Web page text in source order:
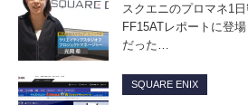
スクエニのプロマネ1
FF15ATレポートに登
だった…
SQUARE ENIX